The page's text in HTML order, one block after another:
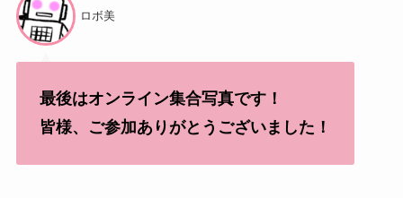
ロボ美
最後はオンライン集合写真です！
皆様、ご参加ありがとうございました！